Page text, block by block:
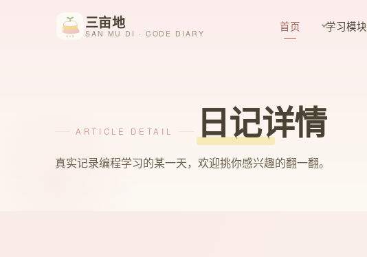
三亩地
SAN MU DI · CODE DIARY 首页 学习模块
ARTICLE DETAIL 日记详情
真实记录编程学习的某一天，欢迎挑你感兴趣的翻一翻。